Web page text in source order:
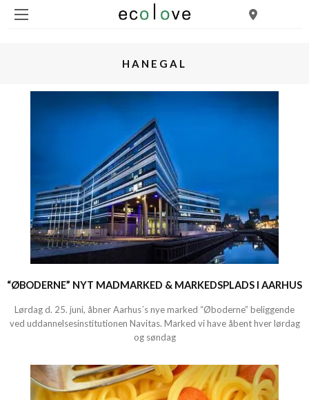
HANEGAL
“ØBODERNE” NYT MADMARKED & MARKEDSPLADS I AARHUS
Lørdag d. 25. juni, åbner Aarhus´s nye marked “Øboderne” beliggende
ved uddannelsesinstitutionen Navitas. Marked vi have åbent hver lørdag
og søndag